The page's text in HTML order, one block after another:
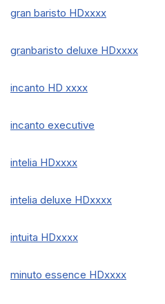
gran baristo HDxxxx
granbaristo deluxe HDxxxx
incanto HD xxxx
incanto executive
intelia HDxxxx
intelia deluxe HDxxxx
intuita HDxxxx
minuto essence HDxxxx